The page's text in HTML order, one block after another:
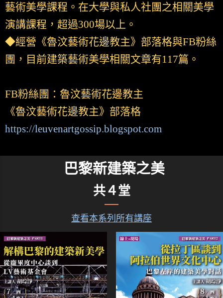
藝術美學課程。在大學與私人社團之相關美學
演講課程，超過300場以上。
◆經營《魯汶藝術花邊教主》部落格與FB粉絲
團，目前建築藝術美學相關文章有117篇。
FB粉絲團：魯汶藝術花邊教主
《魯汶藝術花邊教主》部落格
https://leuvenartgossip.blogspot.com
巴黎新建築之美
共４堂
查看本系列所有講座